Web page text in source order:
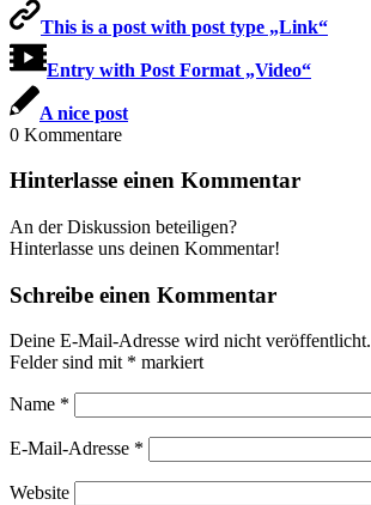
This is a post with post type „Link“
Entry with Post Format „Video“
A nice post
0 Kommentare
Hinterlasse einen Kommentar
An der Diskussion beteiligen?
Hinterlasse uns deinen Kommentar!
Schreibe einen Kommentar
Deine E-Mail-Adresse wird nicht veröffentlicht.
Felder sind mit * markiert
Name *
E-Mail-Adresse *
Website